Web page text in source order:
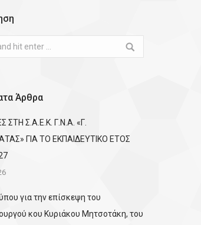
Άρθρα
ΣΤΗ Σ.Α.Ε.Κ. Γ.Ν.Α. «Γ.
ΓΙΑ ΤΟ ΕΚΠΑΙΔΕΥΤΙΚΟ ΕΤΟΣ
για την επίσκεψη του
κου Κυριάκου Μητσοτάκη, του